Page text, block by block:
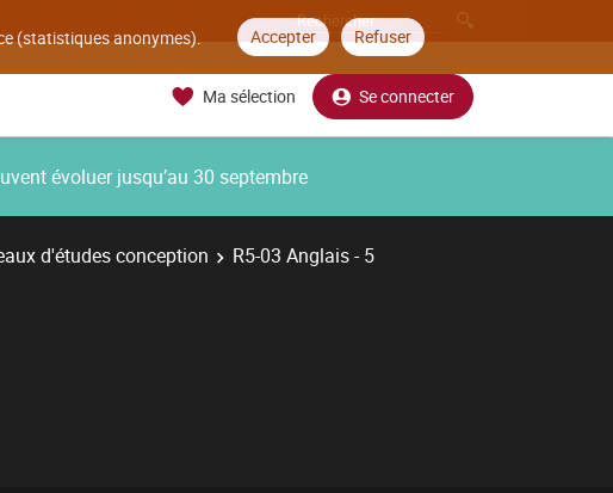
(statistiques anonymes). Accepter Refuser
Ma sélection Se connecter
évoluer jusqu’au 30 septembre
d'études conception R5-03 Anglais - 5